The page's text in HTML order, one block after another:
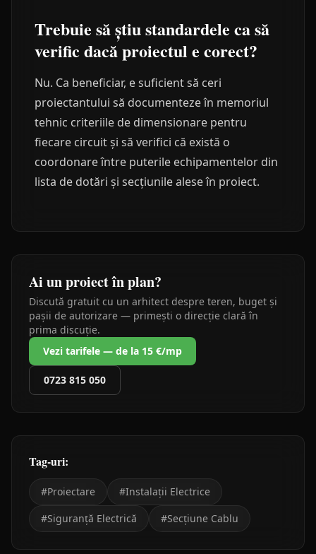
Trebuie să știu standardele ca să
verific dacă proiectul e corect?
Nu. Ca beneficiar, e suficient să ceri
proiectantului să documenteze în memoriul
tehnic criteriile de dimensionare pentru
fiecare circuit și să verifici că există o
coordonare între puterile echipamentelor din
lista de dotări și secțiunile alese în proiect.
Ai un proiect în plan?
Discută gratuit cu un arhitect despre teren, buget și
pașii de autorizare — primești o direcție clară în
prima discuție.
Vezi tarifele — de la 15 €/mp
0723 815 050
Tag-uri:
#Proiectare #Instalații Electrice
#Siguranță Electrică #Secțiune Cablu